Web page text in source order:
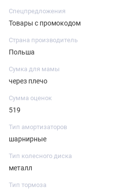
Спецпредложения
Товары с промокодом
Страна производитель
Польша
Сумка для мамы
через плечо
Сумма оценок
519
Тип амортизаторов
шарнирные
Тип колесного диска
металл
Тип тормоза